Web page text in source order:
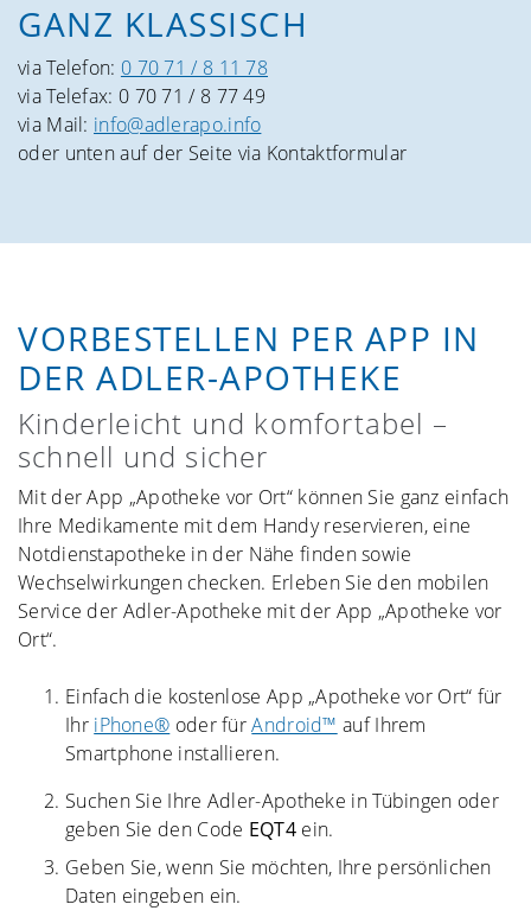
GANZ KLASSISCH
via Telefon: 0 70 71 / 8 11 78
via Telefax: 0 70 71 / 8 77 49
via Mail: info@adlerapo.info
oder unten auf der Seite via Kontaktformular
VORBESTELLEN PER APP IN
DER ADLER-APOTHEKE
Kinderleicht und komfortabel –
schnell und sicher
Mit der App „Apotheke vor Ort“ können Sie ganz einfach
Ihre Medikamente mit dem Handy reservieren, eine
Notdienstapotheke in der Nähe finden sowie
Wechselwirkungen checken. Erleben Sie den mobilen
Service der Adler-Apotheke mit der App „Apotheke vor
Ort“.
Einfach die kostenlose App „Apotheke vor Ort“ für
Ihr iPhone® oder fürAndroid™ auf Ihrem
Smartphone installieren.
Suchen Sie Ihre Adler-Apotheke in Tübingen oder
geben Sie den Code EQT4ein.
Geben Sie, wenn Sie möchten, Ihre persönlichen
Daten eingeben ein.